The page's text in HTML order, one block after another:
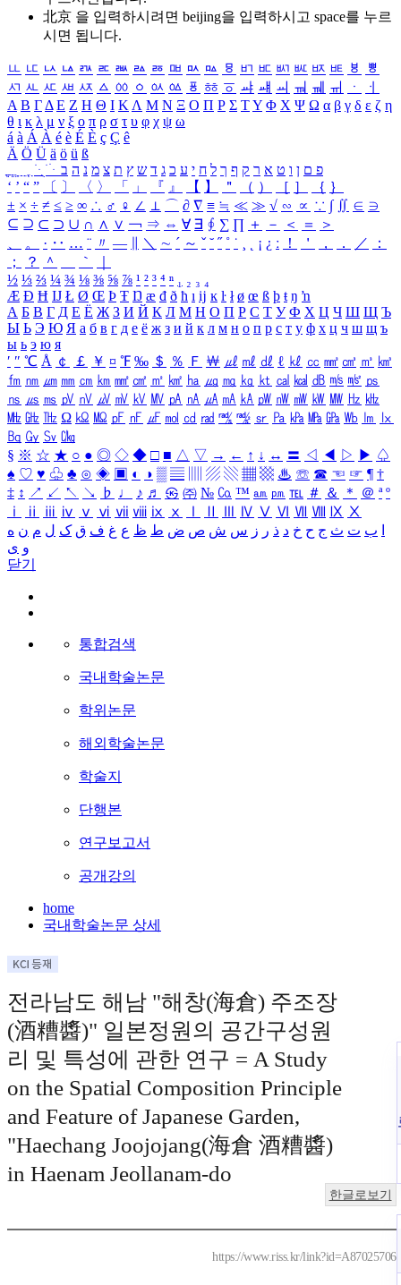
北京 을 입력하시려면 beijing을 입력하시고 space를 누르
시면 됩니다.
ㅥ ㅦ ㅧ ㅨ ㅩ ㅪ ㅫ ㅬ ㅭ ㅮ ㅯ ㅰ ㅱ ㅲ ㅳ ㅴ ㅵ ㅶ ㅷ ㅸ
ㅹ
ㅺ ㅻ ㅼ ㅽ ㅾ ㅿ ㆀ ㆁ ㆂ ㆃ ㆄ ㆅ ㆆ ㆇ ㆈ ㆉ ㆊ ㆋ ㆌ ㆍ
ㆎ
Α Β ΓΔ Ε Ζ Η Θ Ι ΚΛ Μ Ν Ξ Ο Π Ρ Σ ΤΥ Φ Χ Ψ Ω α β γ δ ε ζ η
θ ι κ λ μ ν ξ ο π ρ σ τ υ φ χ ψ ω
á à Á À é è É È ç Ç ê
Ä Ö Ü ä ö ü ß
ִֶֹ ֻּ ׁׂ פ ם ן ו ט א ר ק ף ך ל ח י ע כ ג ד ש ץ ת צ מ נ ה ב
‘ ’ “ ” 〔 〕 〈 〉 「 」 『 』 【 】 ＂ （ ） ［ ］ ｛ ｝
± × ÷ ≠ ≤ ≥ ∞ ∴ ♂ ♀ ∠ ⊥ ⌒ ∂ ∇ ≡ ≒ ≪ ≫ √ ∽ ∝ ∵ ∫ ∬ ∈ ∋
⊆ ⊇ ⊂ ⊃ ∪ ∩ ∧ ∨ ￢ ⇒ ⇔ ∀ ∃ ∮ ∑ ∏ ＋ － ＜ ＝
＞
、
。 · ‥ … ¨ 〃 ― ＼ ∼ ´ ～ ˇ ˘ ˝ ˚ ˙ ¸ ¡ ¿ ː ！ ＇ ， ． ／
：
；
？ ＾ ｀
½ ⅓ ⅔ ¼ ¾ ⅛ ⅜ ⅝ ⅞ ¹ ² ³ ⁴ ⁿ ₁ ₂ ₃ ₄
Æ Ð Ħ Ĳ Ł Ø Œ Þ Ŧ Ŋ æ đ ð ħ ı ĳ ĸ ŀ ł ø œ ß þ ŧ ŋ ŉ
А Б В Г Д Е Ё Ж З И Й К Л М Н О П Р С Т У Ф Х Ц Ч Ш Щ Ъ
Ы Ь Э Ю Я а б в г д е ё ж з и й к л м н о п р с т у ф х ц ч ш щ ъ
ы ь э ю я
′ ″ ℃ Å ￠ ￡ ￥ ¤ ℉ ‰ ＄ ％ Ｆ ￦ ㎕ ㎖ ㎗ ℓ ㎘ ㏄ ㎣ ㎤ ㎥ ㎦
㎙ ㎚ ㎛ ㎜ ㎝ ㎞ ㎟ ㎠ ㎡ ㎢ ㏊ ㎍ ㎎ ㎏ ㏏ ㎈ ㎉ ㏈ ㎧ ㎨ ㎰
㎱ ㎲ ㎳ ㎴ ㎵ ㎶ ㎷ ㎸ ㎹ ㎀ ㎁ ㎂ ㎃ ㎄ ㎺ ㎻ ㎽ ㎾ ㎿ ㎐ ㎑
㎒ ㎓ ㎔ Ω ㏀ ㏁ ㎊ ㎋ ㎌ ㏖ ㏅ ㎭ ㎮ ㎯ ㏛ ㎩ ㎪ ㎫ ㎬ ㏝ ㏐
㏓
㏃ ㏉ ㏜ ㏆
§ ※ ☆ ★ ○ ● ◎ ◇ ◆ □ ■ △ ▽ → ← ↑ ↓ ↔ 〓 ◁ ◀ ▷ ▶ ♤
♠ ♡ ♥ ♧ ♣ ⊙ ◈ ▣ ◐ ◑ ▒ ▤ ▨ ▧ ▦ ▩ ♨ ☏ ☎ ☜ ☞ ¶ †
‡ ↕ ↗ ↙ ↖ ↘ ♭ ♩ ♪ ♬ ㉿ ㈜ № ㏇ ™ ㏂ ㏘ ℡ ＃ ＆ ＊ ＠ ª º
ⅰ
ⅱ ⅲ ⅳ ⅴ ⅵ ⅶ ⅷ ⅸ ⅹ Ⅳ Ⅴ Ⅵ Ⅶ Ⅷ Ⅸ Ⅹ
ب ت ث ج ح خ د ذ ر ز س ش ص ض ط ظ ع غ ف ق ک ل م ن ه
و ی
닫기
통합검색
국내학술논문
학위논문
해외학술논문
학술지
단행본
연구보고서
공개강의
home
국내학술논문 상세
전라남도 해남 "해창(海倉) 주조장
(酒糟醬)" 일본정원의 공간구성원
리 및 특성에 관한 연구 = A Study
on the Spatial Composition Principle
and Feature of Japanese Garden,
"Haechang Joojojang(海倉 酒糟醬)
in Haenam Jeollanam-do
한글로보기
https://www.riss.kr/link?id=A87025706